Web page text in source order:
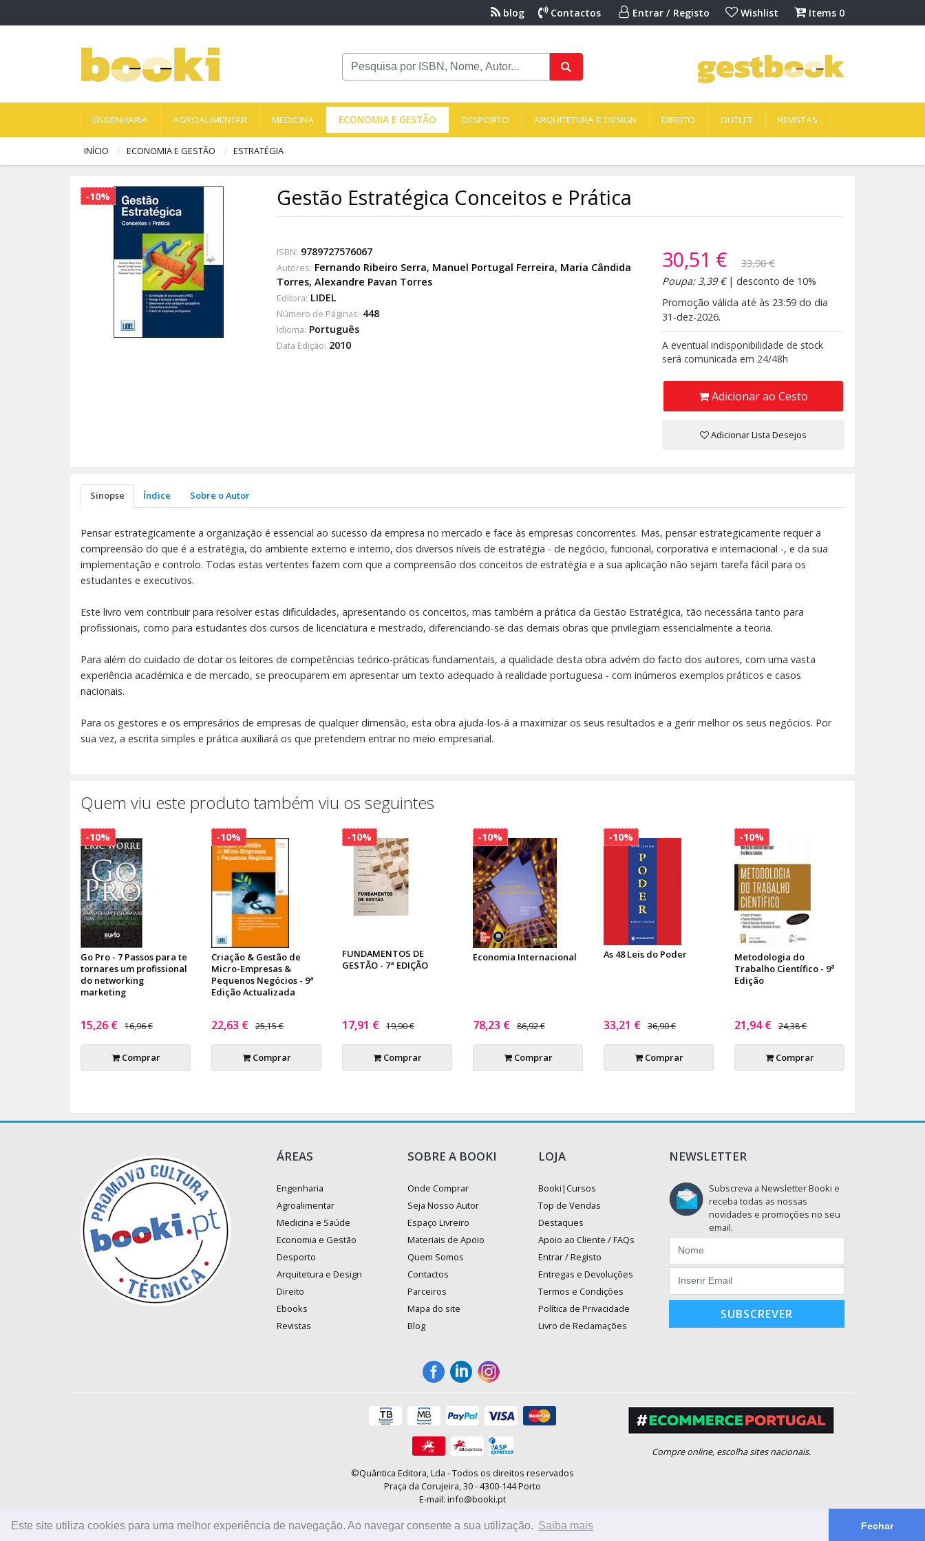
Este site utiliza cookies para uma melhor experiência de navegação. Ao navegar consente a sua utilização. Saiba mais Fechar
blog Contactos Entrar / Registo Wishlist Items 0
ENGENHARIA AGROALIMENTAR MEDICINA ECONOMIA E GESTÃO DESPORTO ARQUITETURA E DESIGN DIREITO OUTLET REVISTAS
INÍCIO ECONOMIA E GESTÃO ESTRATÉGIA
-10% Gestão Estratégica Conceitos e Prática
ISBN: 9789727576067
Autores: Fernando Ribeiro Serra, Manuel Portugal Ferreira, Maria Cândida
Torres, Alexandre Pavan Torres
Editora: LIDEL
Número de Páginas: 448
Idioma: Português
Data Edição: 2010
30,51 €
33,90 €
Poupa: 3,39 €| desconto de 10%
Promoção válida até às 23:59 do dia
31-dez-2026.
A eventual indisponibilidade de stock
será comunicada em 24/48h
Adicionar ao Cesto
Adicionar Lista Desejos
Sinopse Índice Sobre o Autor
Pensar estrategicamente a organização é essencial ao sucesso da empresa no mercado e face às empresas concorrentes. Mas, pensar estrategicamente requer a
compreensão do que é a estratégia, do ambiente externo e interno, dos diversos níveis de estratégia - de negócio, funcional, corporativa e internacional -, e da sua
implementação e controlo. Todas estas vertentes fazem com que a compreensão dos conceitos de estratégia e a sua aplicação não sejam tarefa fácil para os
estudantes e executivos.
Este livro vem contribuir para resolver estas dificuldades, apresentando os conceitos, mas também a prática da Gestão Estratégica, tão necessária tanto para
profissionais, como para estudantes dos cursos de licenciatura e mestrado, diferenciando-se das demais obras que privilegiam essencialmente a teoria.
Para além do cuidado de dotar os leitores de competências teórico-práticas fundamentais, a qualidade desta obra advém do facto dos autores, com uma vasta
experiência académica e de mercado, se preocuparem em apresentar um texto adequado à realidade portuguesa - com inúmeros exemplos práticos e casos
nacionais.
Para os gestores e os empresários de empresas de qualquer dimensão, esta obra ajuda-los-á a maximizar os seus resultados e a gerir melhor os seus negócios. Por
sua vez, a escrita simples e prática auxiliará os que pretendem entrar no meio empresarial.
Quem viu este produto também viu os seguintes
Go Pro - 7 Passos para te
tornares um profissional
do networking
marketing
15,26 € 16,96 €
Comprar
-10%
Criação & Gestão de
Micro-Empresas &
Pequenos Negócios - 9ª
Edição Actualizada
22,63 € 25,15 €
Comprar
-10%
FUNDAMENTOS DE
GESTÃO - 7ª EDIÇÃO
17,91 € 19,90 €
Comprar
-10%
Economia Internacional
78,23 € 86,92 €
Comprar
-10%
As 48 Leis do Poder
33,21 € 36,90 €
Comprar
-10%
Metodologia do
Trabalho Científico - 9ª
Edição
21,94 € 24,38 €
Comprar
-10%
ÁREAS
Engenharia
Agroalimentar
Medicina e Saúde
Economia e Gestão
Desporto
Arquitetura e Design
Direito
Ebooks
Revistas
SOBRE A BOOKI
Onde Comprar
Seja Nosso Autor
Espaço Livreiro
Materiais de Apoio
Quem Somos
Contactos
Parceiros
Mapa do site
Blog
LOJA
Booki|Cursos
Top de Vendas
Destaques
Apoio ao Cliente / FAQs
Entrar / Registo
Entregas e Devoluções
Termos e Condições
Política de Privacidade
Livro de Reclamações
NEWSLETTER
Subscreva a Newsletter Booki e
receba todas as nossas
novidades e promoções no seu
email.
SUBSCREVER
©Quântica Editora, Lda - Todos os direitos reservados
Praça da Corujeira, 30 - 4300-144 Porto
E-mail: info@booki.pt
Compre online, escolha sites nacionais.